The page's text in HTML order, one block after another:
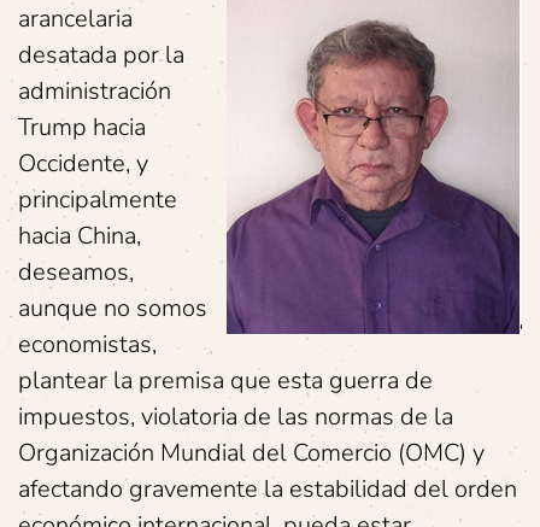
arancelaria
desatada por la
administración
Trump hacia
Occidente, y
principalmente
hacia China,
deseamos,
aunque no somos
economistas,
plantear la premisa que esta guerra de
impuestos, violatoria de las normas de la
Organización Mundial del Comercio (OMC) y
afectando gravemente la estabilidad del orden